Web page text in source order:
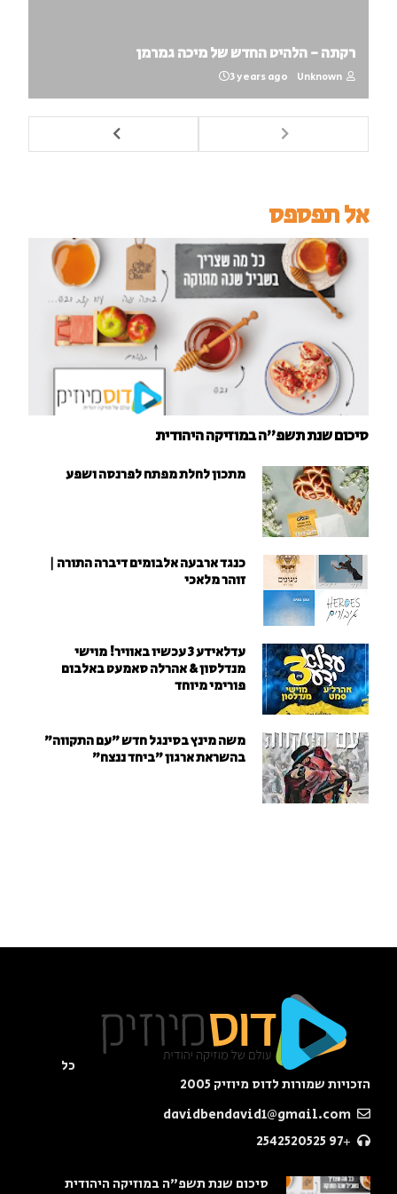
רקתה - הלהיט החדש של מיכה גמרמן
Unknown
3 years ago
אל תפספס
סיכום שנת תשפ"ה במוזיקה היהודית
מתכון לחלת מפתח לפרנסה ושפע
כנגד ארבעה אלבומים דיברה התורה |
זוהר מלאכי
עדלאידע 3 עכשיו באוויר! מוישי
מנדלסון & אהרלה סאמעט באלבום
פורימי מיוחד
משה מינץ בסינגל חדש ״עם התקווה״
בהשראת ארגון "ביחד ננצח"
כל
הזכויות שמורות לדוס מיוזיק 2005
+97 2542520525
סיכום שנת תשפ"ה במוזיקה היהודית